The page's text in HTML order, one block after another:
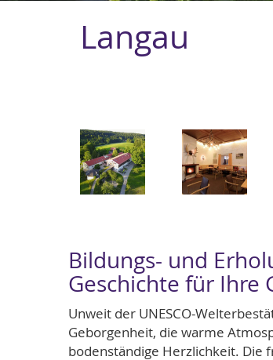
Langau
Image Image
Bildungs- und
Geschichte für Ihre
Unweit der UNESCO-
Geborgenheit, die warme
bodenständige Herzlichkeit. Die